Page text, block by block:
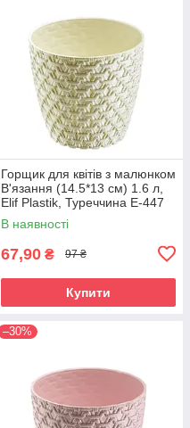
Горщик для квітів з малюнком
В'язання (14.5*13 см) 1.6 л,
Elif Plastik, Туреччина Е-447
В наявності
67,90 ₴ 97 ₴
Купити
–30%